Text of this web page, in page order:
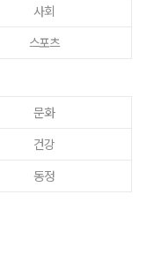
사회
스포츠
문화
건강
동정